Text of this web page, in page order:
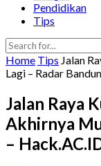
Pendidikan
Tips
Home Tips Jalan
Lagi – Radar
Jalan Raya
Akhirnya
–